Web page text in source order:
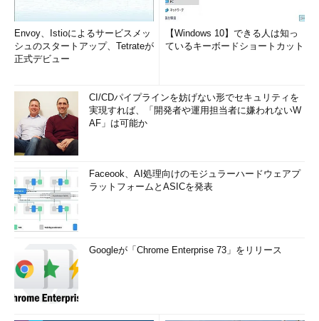
Envoy、Istioによるサービスメッ
シュのスタートアップ、Tetrateが
正式デビュー
【Windows 10】できる人は知っ
ているキーボードショートカット
CI/CDパイプラインを妨げない形でセキュリティを
実現すれば、「開発者や運用担当者に嫌われないW
AF」は可能か
Faceook、AI処理向けのモジュラーハードウェアプ
ラットフォームとASICを発表
Googleが「Chrome Enterprise 73」をリリース